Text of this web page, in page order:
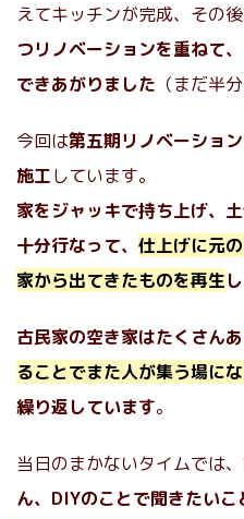
えてキッチンが完成、その後
つリノベーションを重ねて
できあがりました （まだ半
今回は第五期リノベーショ
施工しています。
家をジャッキで持ち上げ、
十分行なって、 仕上げに元
家から出てきたものを再生
古民家の空き家はたくさんあ
ることでまた人が集う場に
繰り返しています。
当日のまかないタイムでは、
ん、DIYのことで聞きたい